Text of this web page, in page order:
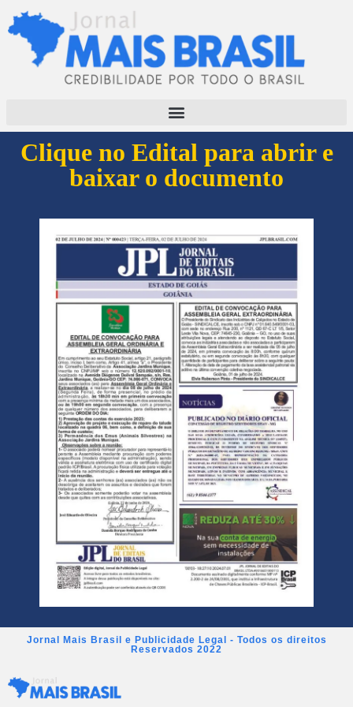
Clique no Edital para abrir e
baixar o documento
Jornal Mais Brasil e Publicidade Legal - Todos os direitos
Reservados 2022